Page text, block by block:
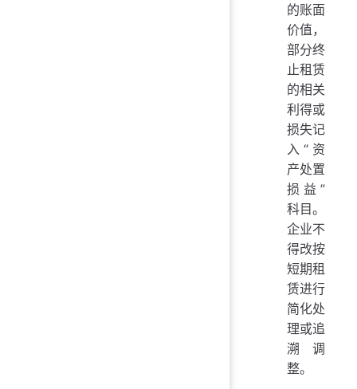
的账面
价值，
部分终
止租赁
的相关
利得或
损失记
入“资
产处置
损益”
科目。
企业不
得改按
短期租
赁进行
简化处
理或追
溯调
整。